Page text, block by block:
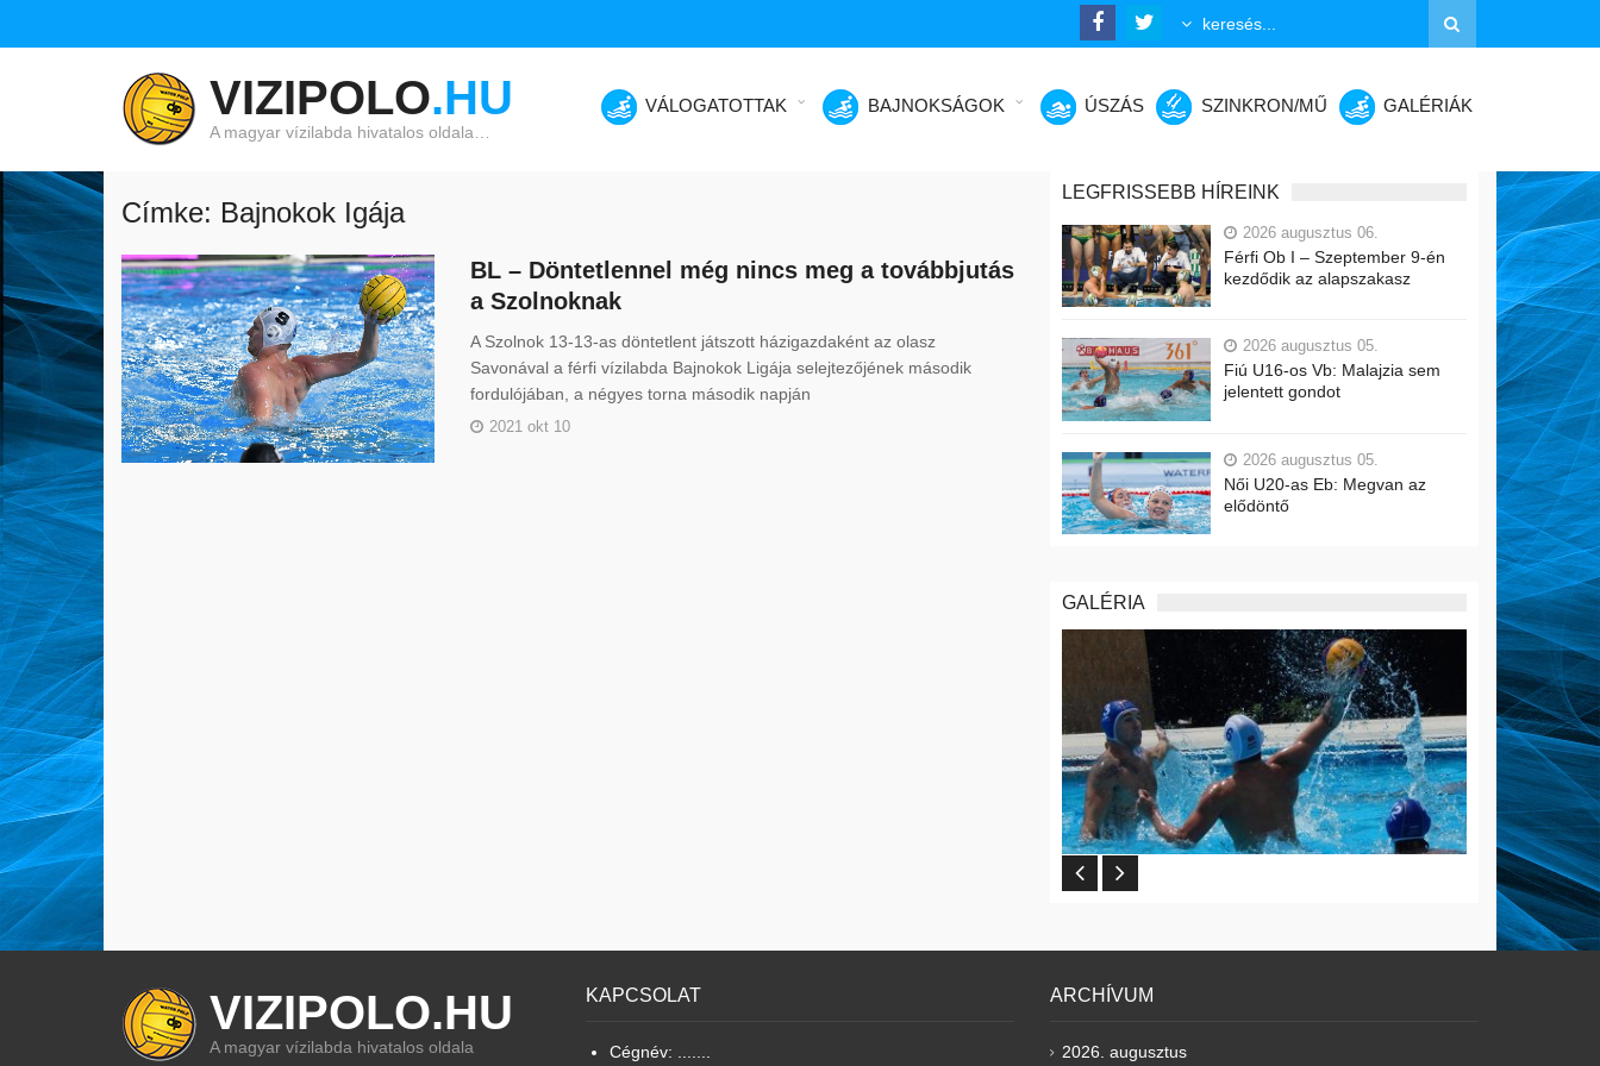
VIZIPOLO.HU
A magyar vízilabda hivatalos oldala…
VÁLOGATOTTAK BAJNOKSÁGOK ÚSZÁS SZINKRON/MŰ GALÉRIÁK
Címke: Bajnokok Igája
BL – Döntetlennel még nincs meg a továbbjutás
a Szolnoknak
A Szolnok 13-13-as döntetlent játszott házigazdaként az olasz
Savonával a férfi vízilabda Bajnokok Ligája selejtezőjének második
fordulójában, a négyes torna második napján
2021 okt 10
LEGFRISSEBB HÍREINK
2026 augusztus 06.
Férfi Ob I – Szeptember 9-én
kezdődik az alapszakasz
2026 augusztus 05.
Fiú U16-os Vb: Malajzia sem
jelentett gondot
2026 augusztus 05.
Női U20-as Eb: Megvan az
elődöntő
GALÉRIA
VIZIPOLO.HU
A magyar vízilabda hivatalos oldala
KAPCSOLAT
Cégnév: .......
ARCHÍVUM
2026. augusztus